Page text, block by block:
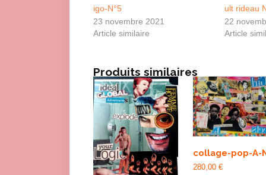
igo-N°5
23 novembre 2021
Article similaire
ult rideau
22
Article
Produits similaires
collage-pop-A-
280,00 €